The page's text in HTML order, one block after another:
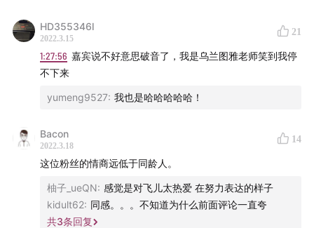
女歌手
徐怀钰 萧亚轩
蔡健雅 江美琪 范晓萱 林忆莲
锦绣二重唱
蟑螂合唱团IPIS 无印良品 凡人二重唱 五月天
五月天B 优客李林 与非门
HD355346l
2022.3.15
21
1:27:56 嘉宾说不好意思破音了，我是乌兰图雅老师笑到我停
不下来
yumeng9527: 我也是哈哈哈哈哈！
Bacon
2022.3.18
14
这位粉丝的情商远低于同龄人。
柚子_ueQN: 感觉是对飞儿太热爱 在努力表达的样子
kidult62: 同感。。。不知道为什么前面评论一直夸
共3条回复